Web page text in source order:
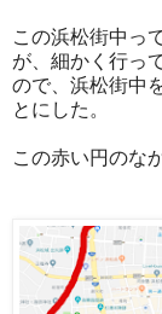
この浜松街中っ
が、細かく行っ
ので、浜松街中
とにした。
この赤い円のな